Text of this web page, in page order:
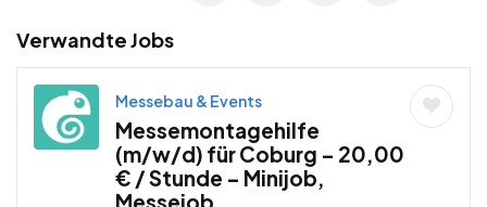
Verwandte Jobs
Messebau & Events
Messemontagehilfe
(m/w/d) für Coburg – 20,00
€ / Stunde – Minijob,
Messejob